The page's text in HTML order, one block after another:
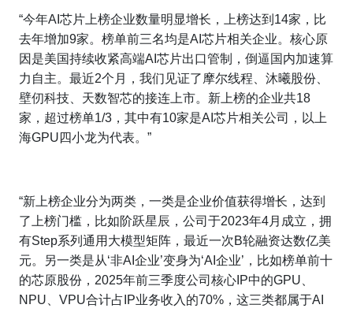
“今年AI芯片上榜企业数量明显增长，上榜达到14家，比
去年增加9家。榜单前三名均是AI芯片相关企业。核心原
因是美国持续收紧高端AI芯片出口管制，倒逼国内加速算
力自主。最近2个月，我们见证了摩尔线程、沐曦股份、
壁仞科技、天数智芯的接连上市。新上榜的企业共18
家，超过榜单1/3，其中有10家是AI芯片相关公司，以上
海GPU四小龙为代表。”
“新上榜企业分为两类，一类是企业价值获得增长，达到
了上榜门槛，比如阶跃星辰，公司于2023年4月成立，拥
有Step系列通用大模型矩阵，最近一次B轮融资达数亿美
元。另一类是从‘非AI企业’变身为‘AI企业’，比如榜单前十
的芯原股份，2025年前三季度公司核心IP中的GPU、
NPU、VPU合计占IP业务收入的70%，这三类都属于AI